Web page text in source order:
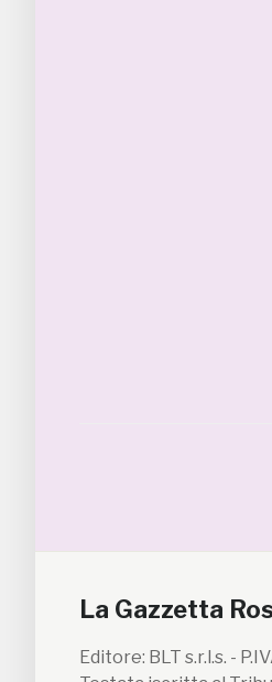
La Gazzetta
Editore: BLT s.r.l.s. -